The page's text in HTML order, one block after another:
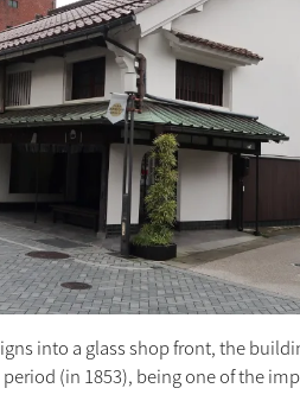
into a glass shop front, the
(in 1853), being one of the